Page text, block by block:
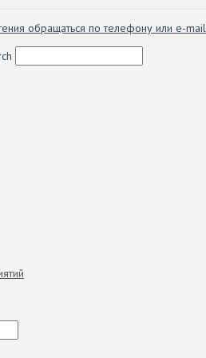
обращаться по телефону или e-